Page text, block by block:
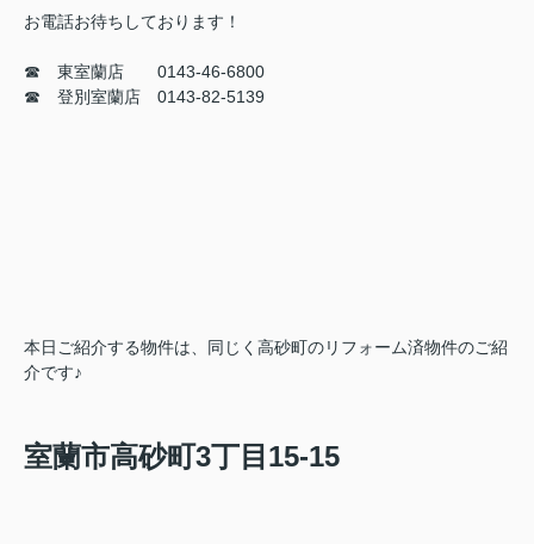
お電話お待ちしております！
☎ 東室蘭店 0143-46-6800
☎ 登別室蘭店 0143-82-5139
本日ご紹介する物件は、同じく高砂町のリフォーム済物件のご紹
介です♪
室蘭市高砂町3丁目15-15